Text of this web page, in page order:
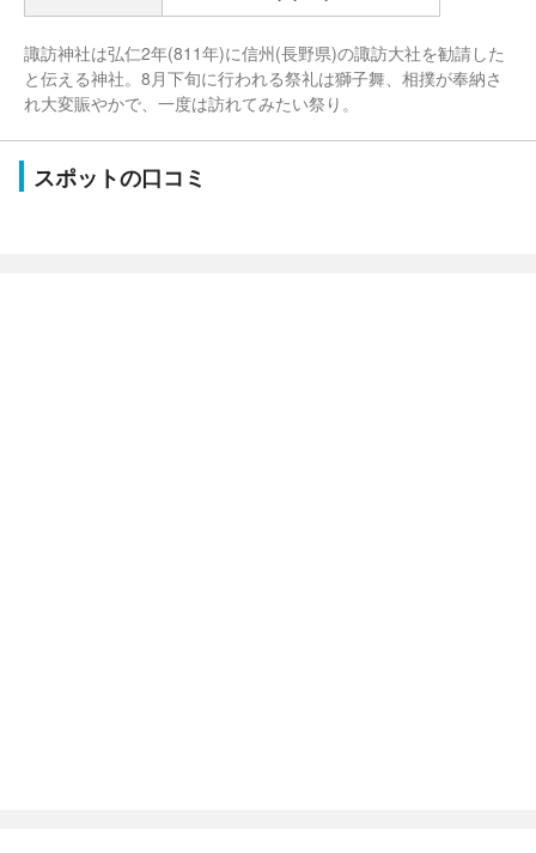
諏訪神社は弘仁2年(811年)に信州(長野県)の諏訪大社を勧請した
と伝える神社。8月下旬に行われる祭礼は獅子舞、相撲が奉納さ
れ大変賑やかで、一度は訪れてみたい祭り。
スポットの口コミ